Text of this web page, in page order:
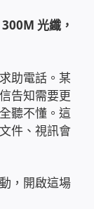
光纖，
助電話。某
告知需要更
聽不懂。這
件、視訊會
，開啟這場